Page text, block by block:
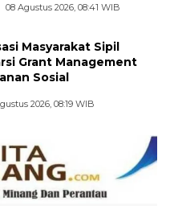
08 Agustus 2026, 08:41 WIB
Masyarakat Sipil
Grant Management
Sosial
2026, 08:19 WIB